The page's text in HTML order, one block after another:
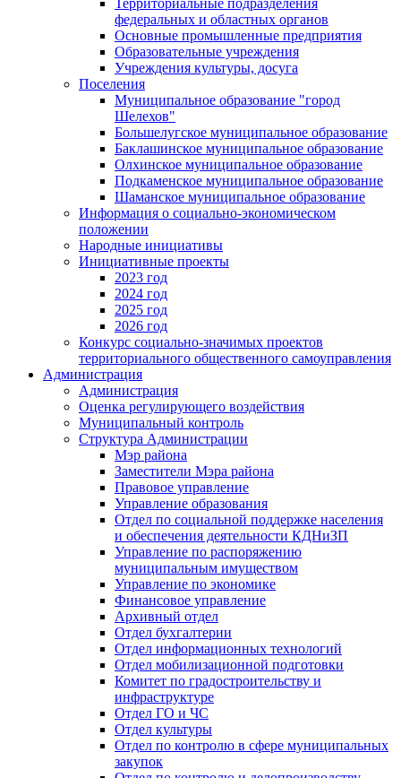
федеральных и областных органов
Основные промышленные предприятия
Образовательные учреждения
Учреждения культуры, досуга
Поселения
Муниципальное образование "город
Шелехов"
Большелугское муниципальное образование
Баклашинское муниципальное образование
Олхинское муниципальное образование
Подкаменское муниципальное образование
Шаманское муниципальное образование
Информация о социально-экономическом
положении
Народные инициативы
Инициативные проекты
2023 год
2024 год
2025 год
2026 год
Конкурс социально-значимых проектов
территориального общественного самоуправления
Администрация
Администрация
Оценка регулирующего воздействия
Муниципальный контроль
Структура Администрации
Мэр района
Заместители Мэра района
Правовое управление
Управление образования
Отдел по социальной поддержке населения
и обеспечения деятельности КДНиЗП
Управление по распоряжению
муниципальным имуществом
Управление по экономике
Финансовое управление
Архивный отдел
Отдел бухгалтерии
Отдел информационных технологий
Отдел мобилизационной подготовки
Комитет по градостроительству и
инфраструктуре
Отдел ГО и ЧС
Отдел культуры
Отдел по контролю в сфере муниципальных
закупок